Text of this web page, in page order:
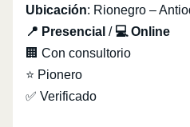
Ubicación: Rionegro –
📍 Presencial / 💻 Online
🏢 Con consultorio
⭐ Pionero
✅ Verificado